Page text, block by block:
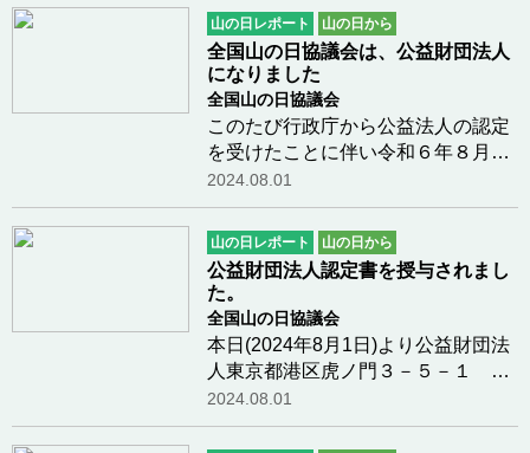
支援、ご協力をお願いします。私た
ちは、志ある多くの企業・団体、個
人の皆様のご支…つづきを読む
山の日レポート 山の日から
全国山の日協議会は、公益財団法人
になりました
全国山の日協議会
このたび行政庁から公益法人の認定
を受けたことに伴い令和６年８月１
日をもちまして、一般財団法人から
公益財団法人となり、法人名称は公
益財団法人 全国山の日協議会に変更
いたしますこれからも国民の祝日
「山の日」の趣旨…つづきを読む
2024.08.01
山の日レポート 山の日から
公益財団法人認定書を授与されまし
た。
全国山の日協議会
本日(2024年8月1日)より公益財団法
人東京都港区虎ノ門３－５－１ 虎
ノ門３７森ビル１２階の内閣府公益
認定等委員会事務局にて、政策企画
調査官から認定書を頂きました。調
2024.08.01